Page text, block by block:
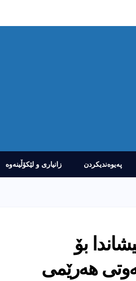
پەیوەندیکردن زانیارى و لێکۆڵینەوە
بۆ
هەرێمی